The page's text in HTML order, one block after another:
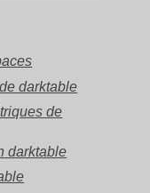
darktable
de
darktable